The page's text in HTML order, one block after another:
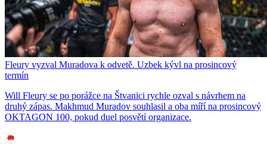
Fleury vyzval Muradova k odvetě. Uzbek kývl na prosincový
termín
Will Fleury se po porážce na Štvanici rychle ozval s návrhem na
druhý zápas. Makhmud Muradov souhlasil a oba míří na prosincový
OKTAGON 100, pokud duel posvětí organizace.